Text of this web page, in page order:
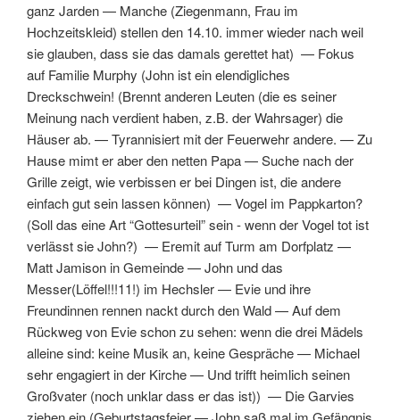
ganz Jarden— Manche (Ziegenmann, Frau im
Hochzeitskleid) stellen den 14.10. immer wieder nach weil
sie glauben, dass sie das damals gerettet hat) — Fokus
auf Familie Murphy (John ist ein elendigliches
Dreckschwein! (Brennt anderen Leuten (die es seiner
Meinung nach verdient haben, z.B. der Wahrsager) die
Häuser ab. —Tyrannisiert mit der Feuerwehr andere. —Zu
Hause mimt er aber den netten Papa—Suche nach der
Grille zeigt, wie verbissen er bei Dingen ist, die andere
einfach gut sein lassen können) —Vogel im Pappkarton?
(Soll das eine Art “Gottesurteil” sein - wenn der Vogel tot ist
verlässt sie John?) — Eremit auf Turm am Dorfplatz —
Matt Jamison in Gemeinde—John und das
Messer(Löffel!!!11!) im Hechsler— Evie und ihre
Freundinnen rennen nackt durch den Wald—Auf dem
Rückweg von Evie schon zu sehen: wenn die drei Mädels
alleine sind: keine Musik an, keine Gespräche— Michael
sehr engagiert in der Kirche— Und trifft heimlich seinen
Großvater (noch unklar dass er das ist)) — Die Garvies